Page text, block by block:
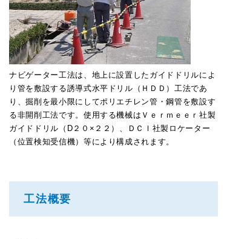
ナビゲーター工法は、地上に設置したガイドドリルによ
り管を敷設する誘導式水平ドリル（ＨＤＤ）工法であ
り、掘削を最小限にしてポリエチレン管・鋼管を敷設す
る非開削工法です。使用する機械はＶｅｒｍｅｅｒ社製
ガイドドリル（D２０×２２）、ＤＣＩ社製ロケーター
（位置検知受信機）等により構成されます。
工法概要